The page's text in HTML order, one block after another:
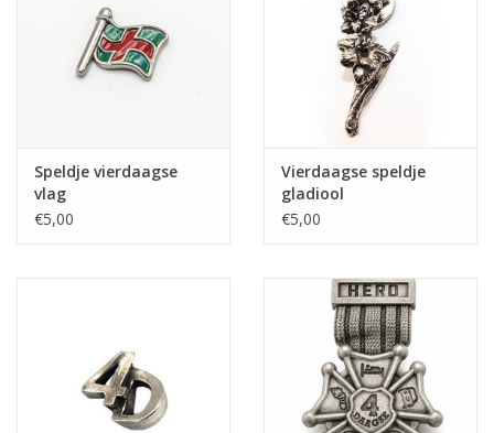
Speldje vierdaagse
vlag
€5,00
Vierdaagse speldje
gladiool
€5,00